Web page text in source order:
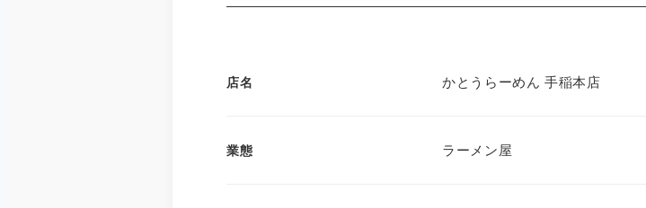
店名 かとうらーめん 手稲本店
業態 ラーメン屋